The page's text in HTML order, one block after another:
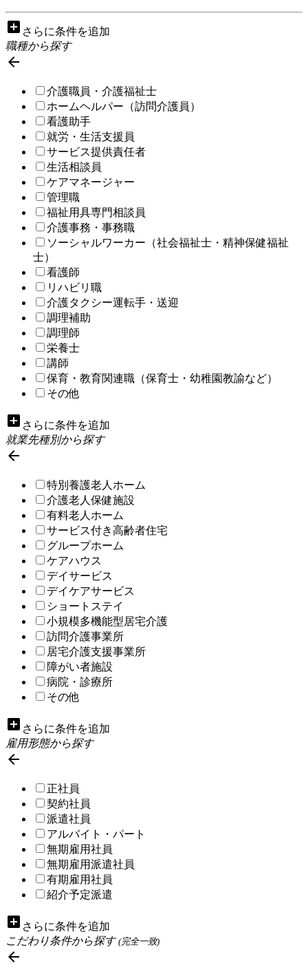
add_box さらに条件を追加
職種から探す

介護職員・介護福祉士
ホームヘルパー（訪問介護員）
看護助手
就労・生活支援員
サービス提供責任者
生活相談員
ケアマネージャー
管理職
福祉用具専門相談員
介護事務・事務職
ソーシャルワーカー（社会福祉士・精神保健福祉
士）
看護師
リハビリ職
介護タクシー運転手・送迎
調理補助
調理師
栄養士
講師
保育・教育関連職（保育士・幼稚園教諭など）
その他
add_box さらに条件を追加
就業先種別から探す

特別養護老人ホーム
介護老人保健施設
有料老人ホーム
サービス付き高齢者住宅
グループホーム
ケアハウス
デイサービス
デイケアサービス
ショートステイ
小規模多機能型居宅介護
訪問介護事業所
居宅介護支援事業所
障がい者施設
病院・診療所
その他
add_box さらに条件を追加
雇用形態から探す

正社員
契約社員
派遣社員
アルバイト・パート
無期雇用社員
無期雇用派遣社員
有期雇用社員
紹介予定派遣
add_box さらに条件を追加
こだわり条件から探す(完全一致)
